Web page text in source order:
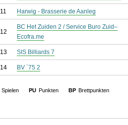
11 Harwig - Brasserie de Aanleg
12
BC Het Zuiden 2 / Service Buro Zuid–
Ecofra.me
13 SIS Billiards 7
14 BV `75 2
Spielen PU Punkten BP Brettpunkten